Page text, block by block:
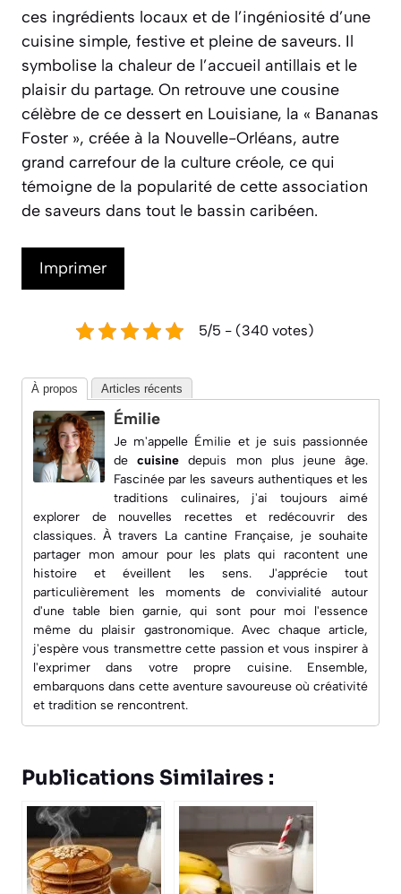
ces ingrédients locaux et de l’ingéniosité d’une
cuisine simple, festive et pleine de saveurs. Il
symbolise la chaleur de l’accueil antillais et le
plaisir du partage. On retrouve une cousine
célèbre de ce dessert en Louisiane, la « Bananas
Foster », créée à la Nouvelle-Orléans, autre
grand carrefour de la culture créole, ce qui
témoigne de la popularité de cette association
de saveurs dans tout le bassin caribéen.
Imprimer
5/5 - (340 votes)
À propos Articles récents
Émilie
Je m'appelle Émilie et je suis passionnée
decuisine depuis mon plus jeune âge.
Fascinée par les saveurs authentiques et les
traditions culinaires, j'ai toujours aimé
explorer de nouvelles recettes et redécouvrir des
classiques. À travers La cantine Française, je souhaite
partager mon amour pour les plats qui racontent une
histoire et éveillent les sens. J'apprécie tout
particulièrement les moments de convivialité autour
d'une table bien garnie, qui sont pour moi l'essence
même du plaisir gastronomique. Avec chaque article,
j'espère vous transmettre cette passion et vous inspirer à
l'exprimer dans votre propre cuisine. Ensemble,
embarquons dans cette aventure savoureuse où créativité
et tradition se rencontrent.
Publications Similaires :